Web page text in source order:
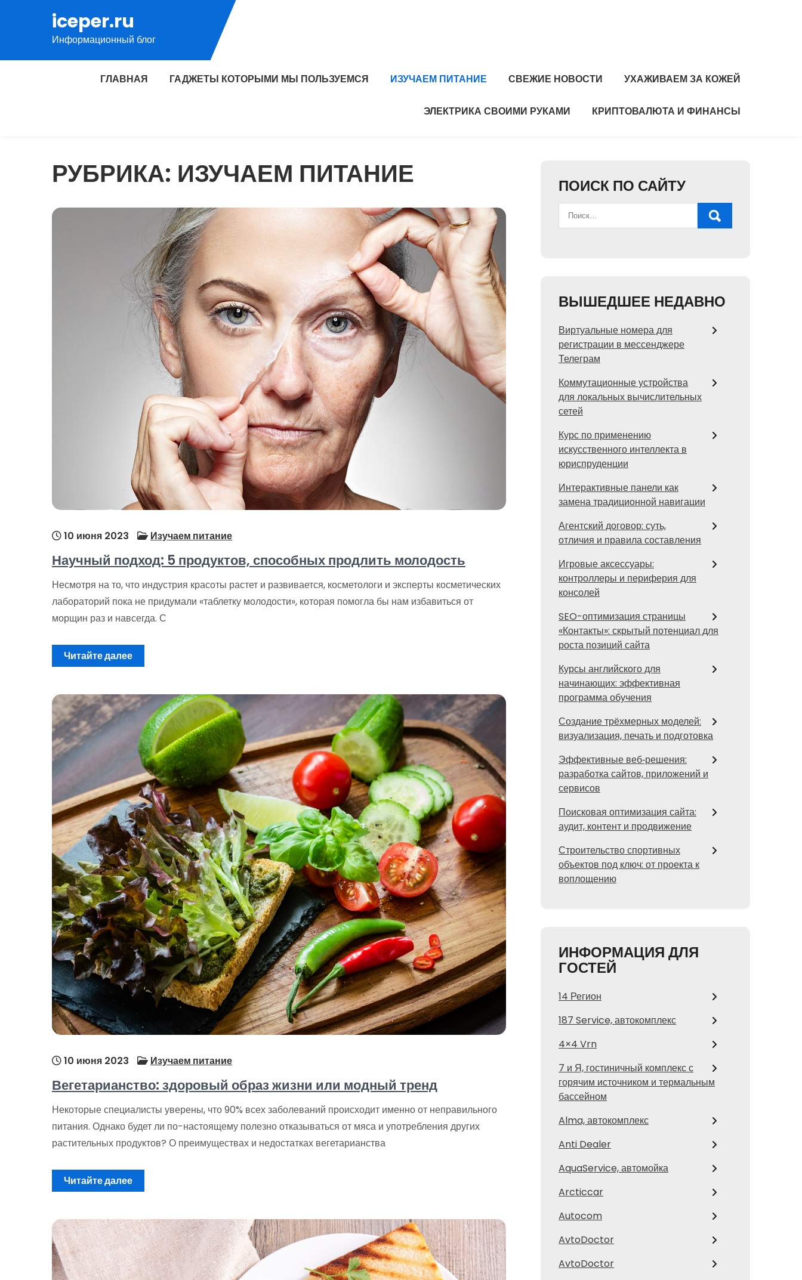
содержимому
iceper.ru
Информационный блог
ГЛАВНАЯ ГАДЖЕТЫ КОТОРЫМИ МЫ ПОЛЬЗУЕМСЯ ИЗУЧАЕМ ПИТАНИЕ СВЕЖИЕ НОВОСТИ УХАЖИВАЕМ ЗА КОЖЕЙ
ЭЛЕКТРИКА СВОИМИ РУКАМИ КРИПТОВАЛЮТА И ФИНАНСЫ
РУБРИКА: ИЗУЧАЕМ ПИТАНИЕ
10 июня 2023 Изучаем питание
Научный подход: 5 продуктов, способных продлить молодость
Несмотря на то, что индустрия красоты растет и развивается, косметологи и эксперты косметических
лабораторий пока не придумали «таблетку молодости», которая помогла бы нам избавиться от
морщин раз и навсегда. С
Читайте далее
10 июня 2023 Изучаем питание
Вегетарианство: здоровый образ жизни или модный тренд
Некоторые специалисты уверены, что 90% всех заболеваний происходит именно от неправильного
питания. Однако будет ли по-настоящему полезно отказываться от мяса и употребления других
растительных продуктов? О преимуществах и недостатках вегетарианства
Читайте далее
ПОИСК ПО САЙТУ
ВЫШЕДШЕЕ НЕДАВНО
Виртуальные номера для
регистрации в мессенджере
Телеграм
Коммутационные устройства
для локальных вычислительных
сетей
Курс по применению
искусственного интеллекта в
юриспруденции
Интерактивные панели как
замена традиционной навигации
Агентский договор: суть,
отличия и правила составления
Игровые аксессуары:
контроллеры и периферия для
консолей
SEO-оптимизация страницы
«Контакты»: скрытый потенциал для
роста позиций сайта
Курсы английского для
начинающих: эффективная
программа обучения
Создание трёхмерных моделей:
визуализация, печать и подготовка
Эффективные веб‑решения:
разработка сайтов, приложений и
сервисов
Поисковая оптимизация сайта:
аудит, контент и продвижение
Строительство спортивных
объектов под ключ: от проекта к
воплощению
ИНФОРМАЦИЯ ДЛЯ
ГОСТЕЙ
14 Регион
187 Service, автокомплекс
4×4 Vrn
7 и Я, гостиничный комплекс с
горячим источником и термальным
бассейном
Alma, автокомплекс
Anti Dealer
AquaService, автомойка
Arcticcar
Autocom
AvtoDoctor
AvtoDoctor